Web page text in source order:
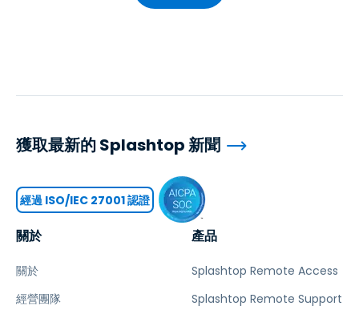
關於
關於
經營團隊
產品
Splashtop Remote Access
Splashtop Remote Support
獲取最新的 Splashtop 新聞
經過 ISO/IEC 27001 認證